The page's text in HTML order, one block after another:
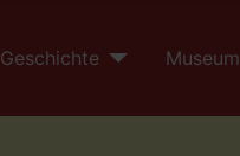
Geschichte Museum